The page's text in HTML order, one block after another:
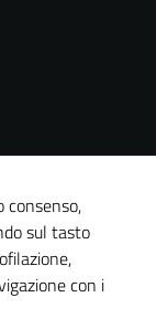
consenso,
sul tasto
con i